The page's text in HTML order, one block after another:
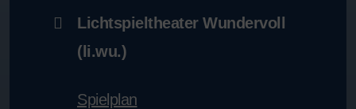
Lichtspieltheater Wundervoll
(li.wu.)
Spielplan